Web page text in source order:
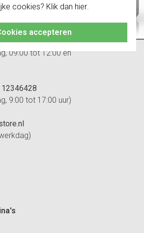
cookies? Klik dan hier.
accepteren
GmbH & Co.
300
09:00 tot 12:00 en
9:00 tot 17:00 uur)
informatie, zodat je